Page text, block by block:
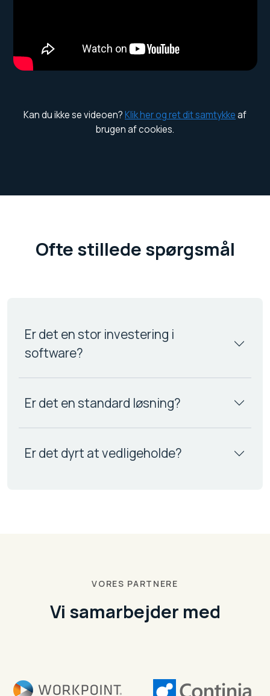
Kan du ikke se videoen?Klik her og ret dit samtykkeaf
brugen af cookies.
Ofte stillede spørgsmål
Er det en stor investering i
software?
Er det en standard løsning?
Er det dyrt at vedligeholde?
VORES PARTNERE
Vi samarbejder med